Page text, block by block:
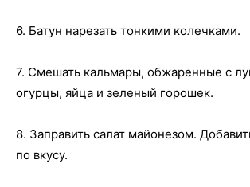
6. Батун нарезать тонкими колечками.
7. Смешать кальмары, обжаренные с
огурцы, яйца и зеленый горошек.
8. Заправить салат майонезом.
по вкусу.